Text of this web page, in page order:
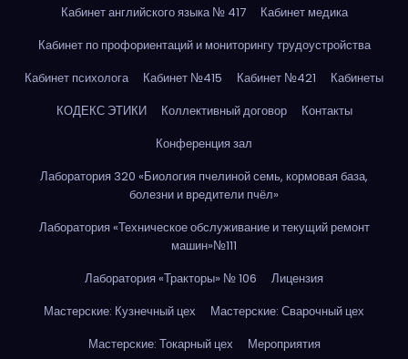
Кабинет английского языка № 417
Кабинет медика
Кабинет по профориентаций и мониторингу трудоустройства
Кабинет психолога
Кабинет №415 Кабинет №421
Кабинеты
КОДЕКС ЭТИКИ
Коллективный договор
Контакты
Конференция зал
Лаборатория 320 «Биология пчелиной семь, кормовая база,
болезни и вредители пчёл»
Лаборатория «Техническое обслуживание и текущий ремонт
машин»№111
Лаборатория «Тракторы» № 106
Лицензия
Мастерские: Кузнечный цех
Мастерские: Сварочный цех
Мастерские: Токарный цех
Мероприятия